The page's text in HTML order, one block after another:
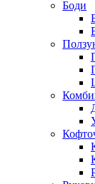
Боди